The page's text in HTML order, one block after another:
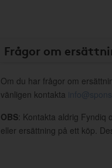
Frågor om
Om du har frågor om
vänligen kontakta
OBS: Kontakta aldrig Fyndiq
eller ersättning på ett köp.